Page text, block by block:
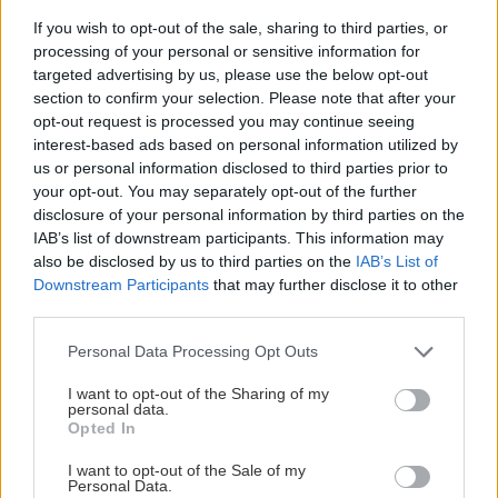
If you wish to opt-out of the sale, sharing to third parties, or
processing of your personal or sensitive information for
targeted advertising by us, please use the below opt-out
section to confirm your selection. Please note that after your
opt-out request is processed you may continue seeing
interest-based ads based on personal information utilized by
us or personal information disclosed to third parties prior to
your opt-out. You may separately opt-out of the further
disclosure of your personal information by third parties on the
IAB’s list of downstream participants. This information may
also be disclosed by us to third parties on the IAB’s List of
Downstream Participants that may further disclose it to other
Please note that this website/app uses one or more Google
not limited to your visit or usage behaviour. You may click to
grant or deny consent to Google and its third-party tags to
use your data for below specified purposes in below Google
consent section.
Personal Data Processing Opt Outs
I want to opt-out of the Sharing of my
personal data.
Opted In
I want to opt-out of the Sale of my
Personal Data.
9,4 °C.
Čo dodať na záver?
Na tomto probléme je vidieť, že jeden následok
môže mať aj viacero príčin, čo sťažuje možnosť
odstránenia pravej príčiny.
Odporúčame: jednoznačne zmerať vlhkosť
muriva, odstrániť vypraskanú omietku
len ako dočasné riešenie) a odborne
skontrolovať izoláciu na streche – celú aj ten
najmenší detail. Samozrejmé je, že takú dôležitú
zveríme do rúk firme, ktorá má na montáž